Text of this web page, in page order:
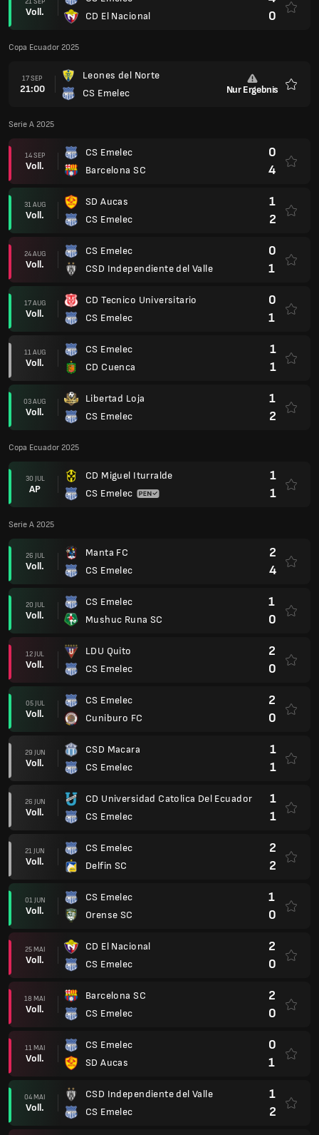
Voll.
CD El Nacional
0
Copa Ecuador 2025
17 SEP
21:00
Leones del Norte
CS Emelec
Nur Ergebnis
Serie A 2025
14 SEP
Voll.
CS Emelec
Barcelona SC
0
4
31 AUG
Voll.
SD Aucas
CS Emelec
1
2
24 AUG
Voll.
CS Emelec
CSD Independiente del Valle
0
1
17 AUG
Voll.
CD Tecnico Universitario
CS Emelec
0
1
11 AUG
Voll.
CS Emelec
CD Cuenca
1
1
03 AUG
Voll.
Libertad Loja
CS Emelec
1
2
Copa Ecuador 2025
30 JUL
AP
CD Miguel Iturralde
CS Emelec
1
1
Serie A 2025
26 JUL
Voll.
Manta FC
CS Emelec
2
4
20 JUL
Voll.
CS Emelec
Mushuc Runa SC
1
0
12 JUL
Voll.
LDU Quito
CS Emelec
2
0
05 JUL
Voll.
CS Emelec
Cuniburo FC
2
0
29 JUN
Voll.
CSD Macara
CS Emelec
1
1
26 JUN
Voll.
CD Universidad Catolica Del Ecuador
CS Emelec
1
1
21 JUN
Voll.
CS Emelec
Delfin SC
2
2
01 JUN
Voll.
CS Emelec
Orense SC
1
0
25 MAI
Voll.
CD El Nacional
CS Emelec
2
0
18 MAI
Voll.
Barcelona SC
CS Emelec
2
0
11 MAI
Voll.
CS Emelec
SD Aucas
0
1
04 MAI
Voll.
CSD Independiente del Valle
CS Emelec
1
2